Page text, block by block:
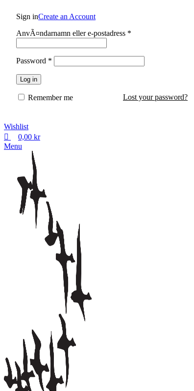
Sign inCreate an Account
AnvÃ¤ndarnamn eller e-postadress *
Password *
Log in
Lost your password?
Remember me
Wishlist
0,00 kr
Menu